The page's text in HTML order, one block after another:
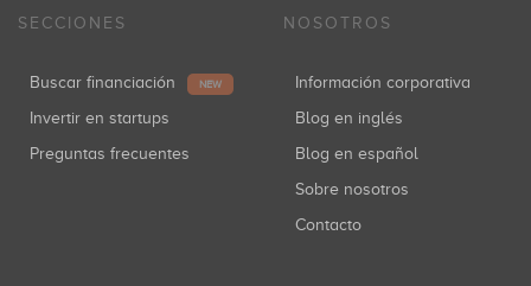
SECCIONES
Buscar financiación NEW
Invertir en startups
Preguntas frecuentes
NOSOTROS
Información corporativa
Blog en inglés
Blog en español
Sobre nosotros
Contacto